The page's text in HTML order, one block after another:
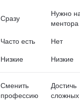
Сразу
Нужно
ментора
Часто есть Нет
Низкие Низкие
Сменить
профессию
Достичь
сложных